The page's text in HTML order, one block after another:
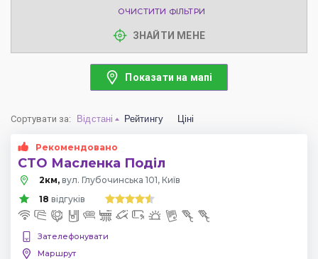
ОЧИСТИТИ ФІЛЬТРИ
ЗНАЙТИ МЕНЕ
Показати на мапі
Сортувати за: Відстані Рейтингу Ціні
Рекомендовано
СТО Масленка Поділ
2км, вул. Глубочинська 101, Київ
18 відгуків
Зателефонувати
Маршрут